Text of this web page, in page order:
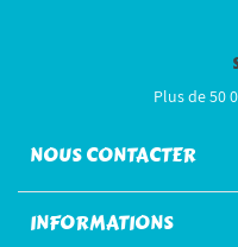
Plus de 50
NOUS CONTACTER
INFORMATIONS